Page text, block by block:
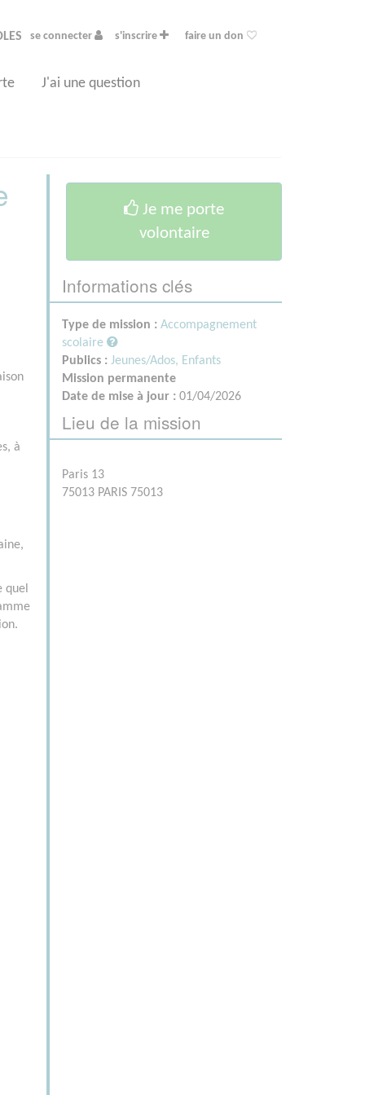
se connecter s'inscrire faire un don
J'ai une question
à
quel
Je me porte
volontaire
Informations clés
Type de mission : Accompagnement
scolaire
Publics : Jeunes/Ados, Enfants
Mission permanente
Date de mise à jour : 01/04/2026
Lieu de la mission
Paris 13
75013 PARIS 75013